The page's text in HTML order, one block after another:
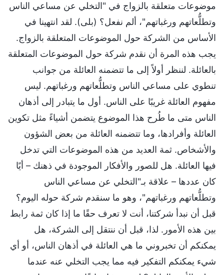
موضوعات متعلقة بالزواج في "التخلي عن مساعي الناس
وتطلُّعاتهم ورغباتهم"، ألم نفعل؟ (بلى). لقد انتهينا في
الأساس من الشركة حول الموضوعات المتعلقة بالزواج.
يجب هذه المرة أن نقدم شركة حول الموضوعات المتعلقة
بالعائلة. لننظر أولاً إلى ما تتضمنه العائلة من جوانب
تنطوي على مساعي الناس وتطلُّعاتهم ورغباتهم. ليس
مفهوم العائلة غريبًا على الناس. أول ما يتبادر إلى أذهان
الناس متى ما طُرح هذا الموضوع يتضمن أشياءً مثل تكوين
العائلة وأفرادها، وما تتضمنه العائلة من بعض الشؤون
والأشخاص. ثمة العديد من هذه الموضوعات التي تدخل
فيها العائلة. هل للصور والأفكار الموجودة في ذهنك – أيًا
كان عددها – علاقة بـ"التخلي عن مساعي الناس
وتطلُّعاتهم ورغباتهم"، وهو ما سنقدم شركة حوله اليوم؟
قبل أن نبدأ شركتنا، أنت لا تعرف حقًا ما إذا كان ثمة رابط
بين هذه الأمور. لذا، قبل أن ننتقل إلى الشركة، هل
يمكنكم أن تخبروني ما هي العائلة في أذهان الناس، أو أي
شيء يمكنكم التفكير فيه مما يجب التخلي عنه عندما